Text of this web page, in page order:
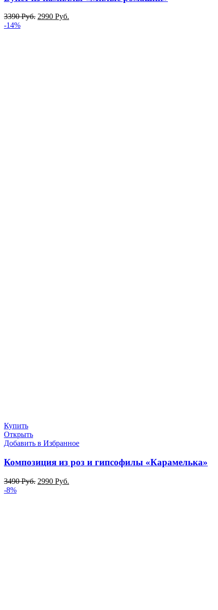
3390Руб. 2990 Руб.
-14%
Купить
Открыть
Добавить в Избранное
Композиция из роз и гипсофилы «Карамелька»
3490Руб. 2990 Руб.
-8%